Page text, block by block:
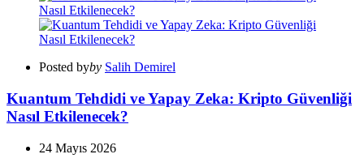
Posted byby Salih Demirel
Kuantum Tehdidi ve Yapay Zeka: Kripto Güvenliği
Nasıl Etkilenecek?
24 Mayıs 2026